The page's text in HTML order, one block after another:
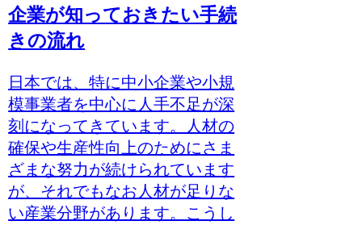
企業が知っておきたい手続
きの流れ
日本では、特に中小企業や小規
模事業者を中心に人手不足が深
刻になってきています。人材の
確保や生産性向上のためにさま
ざまな努力が続けられています
が、それでもなお人材が足りな
い産業分野があります。こうし